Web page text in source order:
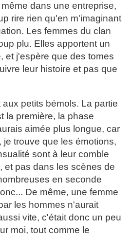
dans une entreprise,
rire rien qu'en m'imaginant
Les femmes du clan
plu. Elles apportent un
et j'espère que des tomes
leur histoire et pas que
petits bémols. La partie
la première, la phase
aimée plus longue, car
trouve que les émotions,
sont à leur comble
et pas dans les scènes de
en seconde
De même, une femme
les hommes n'aurait
vite, c'était donc un peu
moi, tout comme le